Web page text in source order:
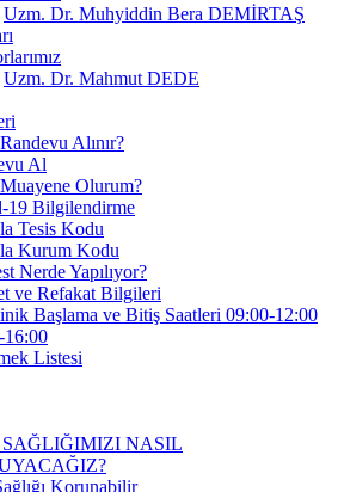
Uzm. Dr. Muhyiddin Bera DEMİRTAŞ
Uzm. Dr. Mahmut DEDE
Alınır?
Al
Olurum?
19 Bilgilendirme
Tesis Kodu
Kurum Kodu
Nerde Yapılıyor?
ve Refakat Bilgileri
Başlama ve Bitiş Saatleri 09:00-12:00
16:00
Listesi
NASIL
Korunabilir